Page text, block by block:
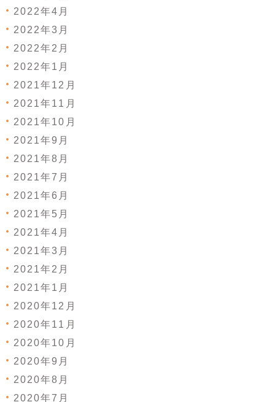
2022年4月
2022年3月
2022年2月
2022年1月
2021年12月
2021年11月
2021年10月
2021年9月
2021年8月
2021年7月
2021年6月
2021年5月
2021年4月
2021年3月
2021年2月
2021年1月
2020年12月
2020年11月
2020年10月
2020年9月
2020年8月
2020年7月